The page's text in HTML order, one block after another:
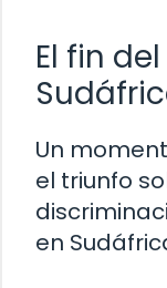
El fin
Un
el triunfo
en